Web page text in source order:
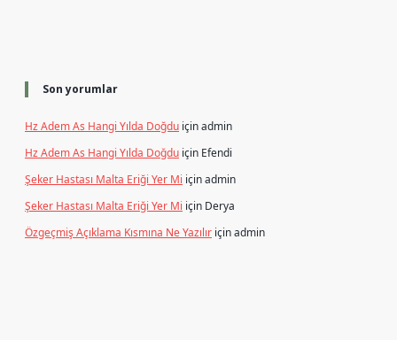
Son yorumlar
Hz Adem As Hangi Yılda Doğdu içinadmin
Hz Adem As Hangi Yılda Doğdu için Efendi
Şeker Hastası Malta Eriği Yer Mi içinadmin
Şeker Hastası Malta Eriği Yer Mi için Derya
Özgeçmiş Açıklama Kısmına Ne Yazılır içinadmin